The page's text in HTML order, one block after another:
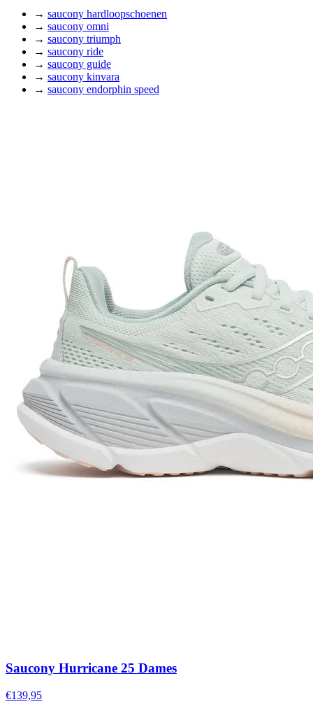
→ saucony hardloopschoenen
→ saucony omni
→ saucony triumph
→ saucony ride
→ saucony guide
→ saucony kinvara
→ saucony endorphin speed
Saucony Hurricane 25 Dames
€139,95